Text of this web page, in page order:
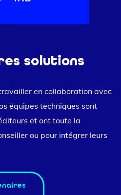
solutions
en collaboration avec
équipes techniques sont
et ont toute la
ou pour intégrer leurs